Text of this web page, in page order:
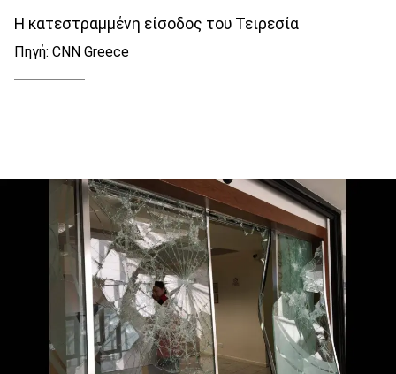
Η κατεστραμμένη είσοδος του Τειρεσία
Πηγή: CNN Greece